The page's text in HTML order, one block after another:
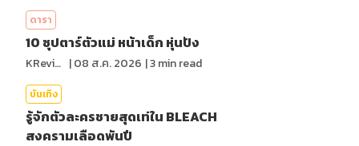
ดารา
10 ซุปตาร์ตัวแม่ หน้าเด็ก หุ่นปัง
KReview |08 ส.ค. 2026 |3min read
บันเทิง
รู้จักตัวละครชายสุดเท่ใน BLEACH
สงครามเลือดพันปี